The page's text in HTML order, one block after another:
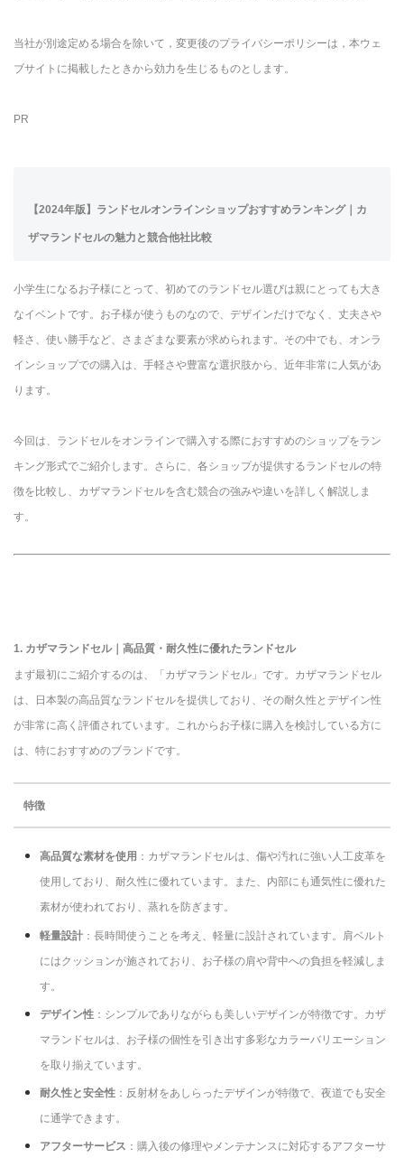
当社が別途定める場合を除いて，変更後のプライバシーポリシーは，本ウェ
ブサイトに掲載したときから効力を生じるものとします。
PR
【2024年版】ランドセルオンラインショップおすすめランキング｜カ
ザマランドセルの魅力と競合他社比較
小学生になるお子様にとって、初めてのランドセル選びは親にとっても大き
なイベントです。お子様が使うものなので、デザインだけでなく、丈夫さや
軽さ、使い勝手など、さまざまな要素が求められます。その中でも、オンラ
インショップでの購入は、手軽さや豊富な選択肢から、近年非常に人気があ
ります。
今回は、ランドセルをオンラインで購入する際におすすめのショップをラン
キング形式でご紹介します。さらに、各ショップが提供するランドセルの特
徴を比較し、カザマランドセルを含む競合の強みや違いを詳しく解説しま
す。
1. カザマランドセル｜高品質・耐久性に優れたランドセル
まず最初にご紹介するのは、「カザマランドセル」です。カザマランドセル
は、日本製の高品質なランドセルを提供しており、その耐久性とデザイン性
が非常に高く評価されています。これからお子様に購入を検討している方に
は、特におすすめのブランドです。
特徴
高品質な素材を使用 ：カザマランドセルは、傷や汚れに強い人工皮革を
使用しており、耐久性に優れています。また、内部にも通気性に優れた
素材が使われており、蒸れを防ぎます。
軽量設計 ：長時間使うことを考え、軽量に設計されています。肩ベルト
にはクッションが施されており、お子様の肩や背中への負担を軽減しま
す。
デザイン性 ：シンプルでありながらも美しいデザインが特徴です。カザ
マランドセルは、お子様の個性を引き出す多彩なカラーバリエーション
を取り揃えています。
耐久性と安全性 ：反射材をあしらったデザインが特徴で、夜道でも安全
に通学できます。
アフターサービス ：購入後の修理やメンテナンスに対応するアフターサ